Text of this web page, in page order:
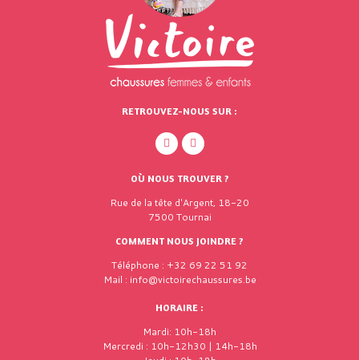
RETROUVEZ-NOUS SUR :
OÙ NOUS TROUVER ?
Rue de la tête d'Argent, 18-20
7500 Tournai
COMMENT NOUS JOINDRE ?
Téléphone : +32 69 22 51 92
Mail : info@victoirechaussures.be
HORAIRE :
Mardi: 10h-18h
Mercredi : 10h-12h30 | 14h-18h